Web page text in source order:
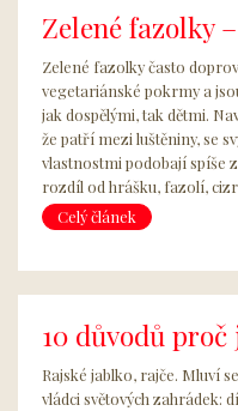
Zelené fazolky
Zelené fazolky často
vegetariánské pokrmy a
jak dospělými, tak dětmi.
že patří mezi luštěniny, se
vlastnostmi podobají spíše
rozdíl od hrášku, fazolí,
Celý článek
10 důvodů
Rajské jablko, rajče. Mluví
vládci světových zahrádek: